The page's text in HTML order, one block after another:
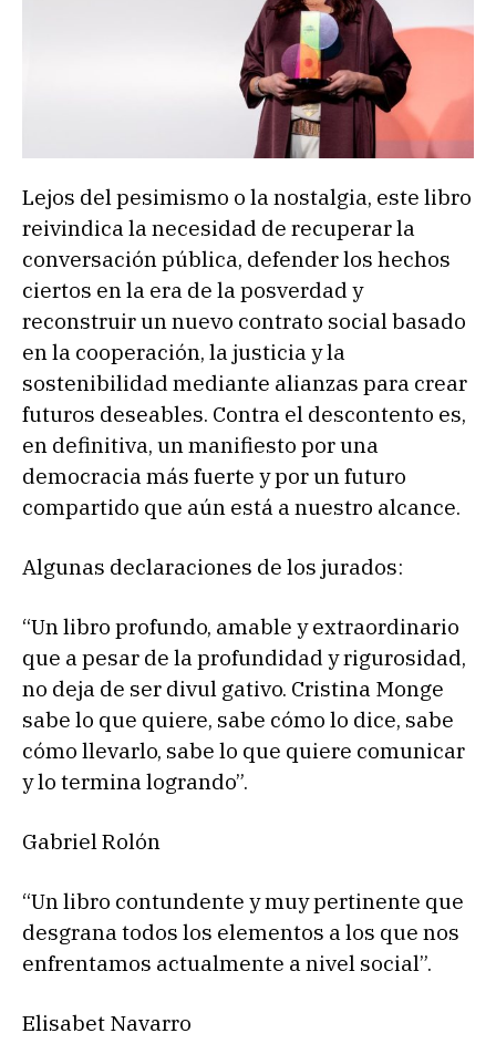
Lejos del pesimismo o la nostalgia, este libro
reivindica la necesidad de recuperar la
conversación pública, defender los hechos
ciertos en la era de la posverdad y
reconstruir un nuevo contrato social basado
en la cooperación, la justicia y la
sostenibilidad mediante alianzas para crear
futuros deseables. Contra el descontento es,
en definitiva, un manifiesto por una
democracia más fuerte y por un futuro
compartido que aún está a nuestro alcance.
Algunas declaraciones de los jurados:
“Un libro profundo, amable y extraordinario
que a pesar de la profundidad y rigurosidad,
no deja de ser divul gativo. Cristina Monge
sabe lo que quiere, sabe cómo lo dice, sabe
cómo llevarlo, sabe lo que quiere comunicar
y lo termina logrando”.
Gabriel Rolón
“Un libro contundente y muy pertinente que
desgrana todos los elementos a los que nos
enfrentamos actualmente a nivel social”.
Elisabet Navarro